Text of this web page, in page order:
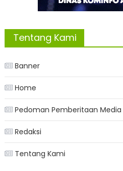
Tentang Kami
Banner
Home
Pedoman Pemberitaan Media
Redaksi
Tentang Kami